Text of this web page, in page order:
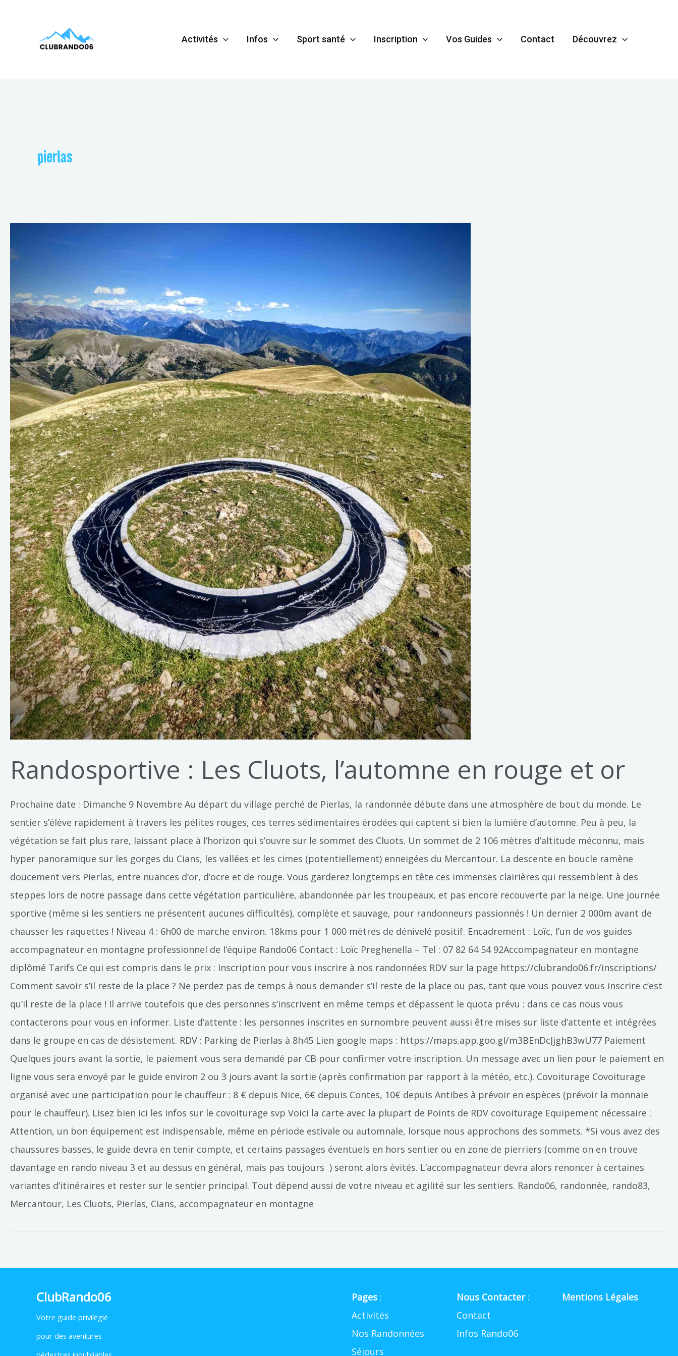
Activités Infos Sport santé Inscription Vos Guides Contact Découvrez
pierlas
Randosportive : Les Cluots, l’automne en rouge et or
Prochaine date : Dimanche 9 Novembre Au départ du village perché de Pierlas, la randonnée débute dans une atmosphère de bout du monde. Le
sentier s’élève rapidement à travers les pélites rouges, ces terres sédimentaires érodées qui captent si bien la lumière d’automne. Peu à peu, la
végétation se fait plus rare, laissant place à l’horizon qui s’ouvre sur le sommet des Cluots. Un sommet de 2 106 mètres d’altitude méconnu, mais
hyper panoramique sur les gorges du Cians, les vallées et les cimes (potentiellement) enneigées du Mercantour. La descente en boucle ramène
doucement vers Pierlas, entre nuances d’or, d’ocre et de rouge. Vous garderez longtemps en tête ces immenses clairières qui ressemblent à des
steppes lors de notre passage dans cette végétation particulière, abandonnée par les troupeaux, et pas encore recouverte par la neige. Une journée
sportive (même si les sentiers ne présentent aucunes difficultés), complète et sauvage, pour randonneurs passionnés ! Un dernier 2 000m avant de
chausser les raquettes ! Niveau 4 : 6h00 de marche environ. 18kms pour 1 000 mètres de dénivelé positif. Encadrement : Loïc, l’un de vos guides
accompagnateur en montagne professionnel de l‘équipe Rando06 Contact : Loïc Preghenella – Tel : 07 82 64 54 92Accompagnateur en montagne
diplômé Tarifs Ce qui est compris dans le prix : Inscription pour vous inscrire à nos randonnées RDV sur la page https://clubrando06.fr/inscriptions/
Comment savoir s’il reste de la place ? Ne perdez pas de temps à nous demander s’il reste de la place ou pas, tant que vous pouvez vous inscrire c’est
qu’il reste de la place ! Il arrive toutefois que des personnes s’inscrivent en même temps et dépassent le quota prévu : dans ce cas nous vous
contacterons pour vous en informer. Liste d’attente : les personnes inscrites en surnombre peuvent aussi être mises sur liste d’attente et intégrées
dans le groupe en cas de désistement. RDV : Parking de Pierlas à 8h45 Lien google maps : https://maps.app.goo.gl/m3BEnDcJjghB3wU77 Paiement
Quelques jours avant la sortie, le paiement vous sera demandé par CB pour confirmer votre inscription. Un message avec un lien pour le paiement en
ligne vous sera envoyé par le guide environ 2 ou 3 jours avant la sortie (après confirmation par rapport à la météo, etc.). Covoiturage Covoiturage
organisé avec une participation pour le chauffeur : 8 € depuis Nice, 6€ depuis Contes, 10€ depuis Antibes à prévoir en espèces (prévoir la monnaie
pour le chauffeur). Lisez bien ici les infos sur le covoiturage svp Voici la carte avec la plupart de Points de RDV covoiturage Equipement nécessaire :
Attention, un bon équipement est indispensable, même en période estivale ou automnale, lorsque nous approchons des sommets. *Si vous avez des
chaussures basses, le guide devra en tenir compte, et certains passages éventuels en hors sentier ou en zone de pierriers (comme on en trouve
davantage en rando niveau 3 et au dessus en général, mais pas toujours ) seront alors évités. L’accompagnateur devra alors renoncer à certaines
variantes d’itinéraires et rester sur le sentier principal. Tout dépend aussi de votre niveau et agilité sur les sentiers. Rando06, randonnée, rando83,
Mercantour, Les Cluots, Pierlas, Cians, accompagnateur en montagne
ClubRando06
Votre guide privilégié
pour des aventures
Pages:
Activités
Nos Randonnées
Séjours
Nous Contacter:
Contact
Infos Rando06
Mentions Légales